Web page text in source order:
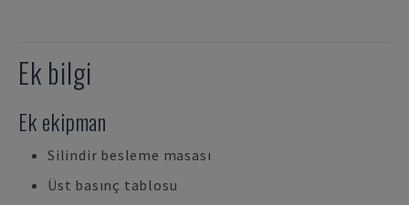
Ek bilgi
Ek ekipman
Silindir besleme masası
Üst basınç tablosu